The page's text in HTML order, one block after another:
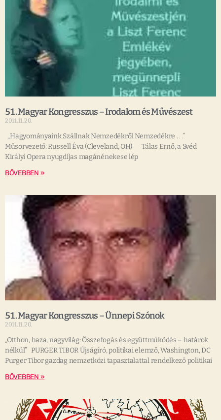
51. Magyar Kongresszus – Irodalom és Művészest
2011.11.20.
„Hagyományaink Szállnak Nemzedékről Nemzedékre . . .”
Műsorvezető: Russell Éva (Cleveland, OH) Tálas Ernő, a Svéd
Királyi Opera nyugdíjas magánénekese lép
BŐVEBBEN »
51. Magyar Kongresszus – Ünnepi Szónok
2011.11.20.
„Otthon, haza, nagyvilág: Összefogás és együttműködés – határok
nélkül” PURGER TIBOR Újságíró, politikai elemző, Washington, DC
Purger Tibor gazdag nemzetközi tapasztalattal rendelkező politikai
BŐVEBBEN »